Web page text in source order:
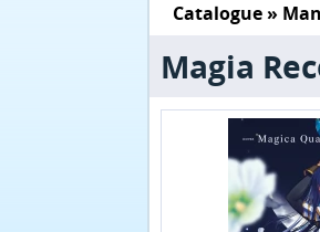
Catalogue»
Magia